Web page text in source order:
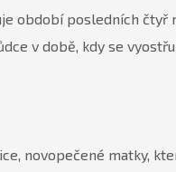
období posledních
v době, kdy se
novopečené matky,